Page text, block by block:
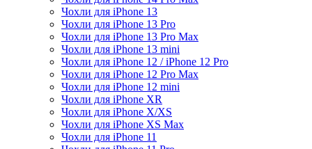
Чохли для iPhone 13
Чохли для iPhone 13 Pro
Чохли для iPhone 13 Pro Max
Чохли для iPhone 13 mini
Чохли для iPhone 12 / iPhone 12 Pro
Чохли для iPhone 12 Pro Max
Чохли для iPhone 12 mini
Чохли для iPhone XR
Чохли для iPhone X/XS
Чохли для iPhone XS Max
Чохли для iPhone 11